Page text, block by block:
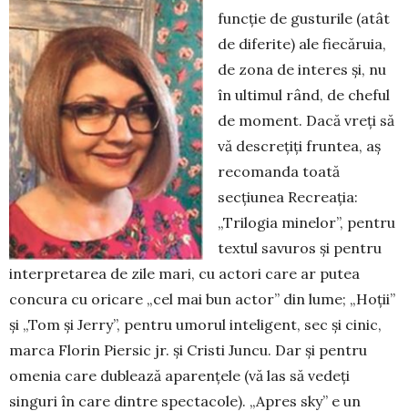
funcție de gusturile (atât
de diferite) ale fie­căruia,
de zona de interes și, nu
în ultimul rând, de cheful
de moment. Dacă vreți să
vă descrețiți fruntea, aș
recomanda toată
secțiunea Recreația:
„Trilogia minelor”, pentru
textul savu­ros și pentru
in­terpretarea de zile mari, cu actori care ar putea
concura cu oricare „cel mai bun actor” din lume; „Hoții”
și „Tom și Jerry”, pentru umorul in­te­li­gent, sec și cinic,
marca Florin Piersic jr. și Cristi Juncu. Dar și pentru
omenia care dublează aparen­țele (vă las să vedeți
singuri în care dintre spec­tacole). „Apres sky” e un